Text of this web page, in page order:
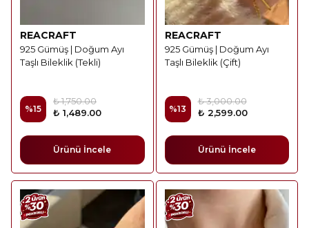
REACRAFT
925 Gümüş | Doğum Ayı
Taşlı Bileklik (Tekli)
%15
₺ 1,750.00
₺ 1,489.00
Ürünü İncele
REACRAFT
925 Gümüş | Doğum Ayı
Taşlı Bileklik (Çift)
%13
₺ 3,000.00
₺ 2,599.00
Ürünü İncele